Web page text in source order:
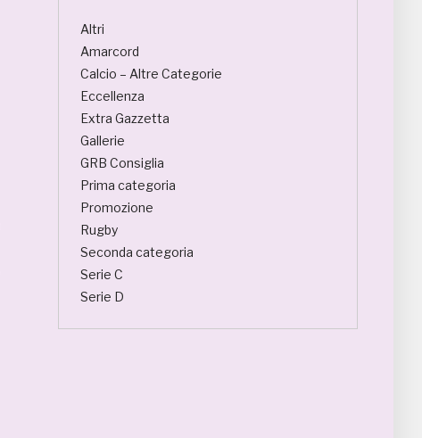
Altri
Amarcord
Calcio – Altre Categorie
Eccellenza
Extra Gazzetta
Gallerie
GRB Consiglia
Prima categoria
Promozione
Rugby
Seconda categoria
Serie C
Serie D